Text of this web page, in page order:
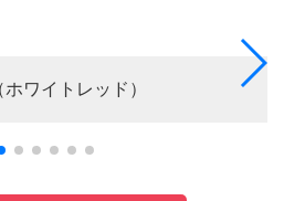
ワイトレッド）